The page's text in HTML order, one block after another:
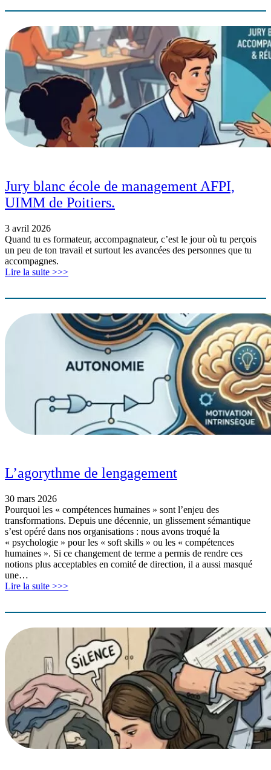
Jury blanc école de management AFPI,
UIMM de Poitiers.
3 avril 2026
Quand tu es formateur, accompagnateur, c’est le jour où tu perçois
un peu de ton travail et surtout les avancées des personnes que tu
accompagnes.
Lire la suite >>>
L’agorythme de lengagement
30 mars 2026
Pourquoi les « compétences humaines » sont l’enjeu des
transformations. ​Depuis une décennie, un glissement sémantique
s’est opéré dans nos organisations : nous avons troqué la
« psychologie » pour les « soft skills » ou les « compétences
humaines ». Si ce changement de terme a permis de rendre ces
notions plus acceptables en comité de direction, il a aussi masqué
une…
Lire la suite >>>